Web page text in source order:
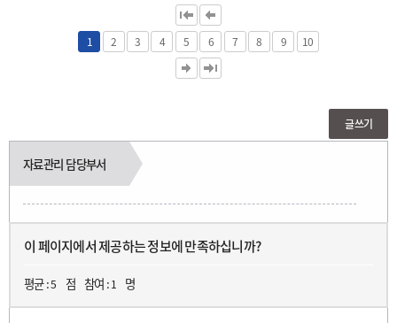
1 2 3 4 5 6 7 8 9 10
글쓰기
자료관리 담당부서
이 페이지에서 제공하는 정보에 만족하십니까?
평균 :5 점 참여 :1 명